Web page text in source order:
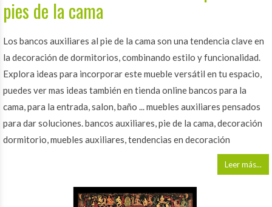
pies de la cama
Los bancos auxiliares al pie de la cama son una tendencia clave en
la decoración de dormitorios, combinando estilo y funcionalidad.
Explora ideas para incorporar este mueble versátil en tu espacio,
puedes ver mas ideas también en tienda online bancos para la
cama, para la entrada, salon, baño ... muebles auxiliares pensados
para dar soluciones. bancos auxiliares, pie de la cama, decoración
dormitorio, muebles auxiliares, tendencias en decoración
Leer más...